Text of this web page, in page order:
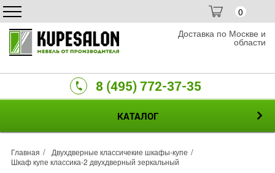
0
Доставка по Москве и
области
8 (495) 772-37-35
КАТАЛОГ
Главная
Двухдверные классичекие шкафы-купе
Шкаф купе классика-2 двухдверный зеркальный